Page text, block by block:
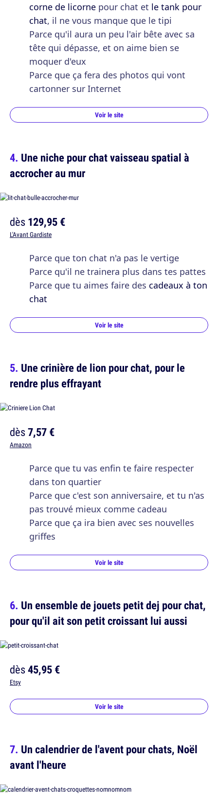
corne de licorne pour chat et le tank pour
chat, il ne vous manque que le tipi
Parce qu'il aura un peu l'air bête avec sa
tête qui dépasse, et on aime bien se
moquer d'eux
Parce que ça fera des photos qui vont
cartonner sur Internet
Voir le site
Une niche pour chat vaisseau spatial à
accrocher au mur
dès129,95 €
L'Avant Gardiste
Parce que ton chat n'a pas le vertige
Parce qu'il ne trainera plus dans tes pattes
Parce que tu aimes faire des cadeaux à ton
chat
Voir le site
Une crinière de lion pour chat, pour le
rendre plus effrayant
dès7,57 €
Amazon
Parce que tu vas enfin te faire respecter
dans ton quartier
Parce que c'est son anniversaire, et tu n'as
pas trouvé mieux comme cadeau
Parce que ça ira bien avec ses nouvelles
griffes
Voir le site
Un ensemble de jouets petit dej pour chat,
pour qu'il ait son petit croissant lui aussi
dès45,95 €
Etsy
Voir le site
Un calendrier de l'avent pour chats, Noël
avant l'heure